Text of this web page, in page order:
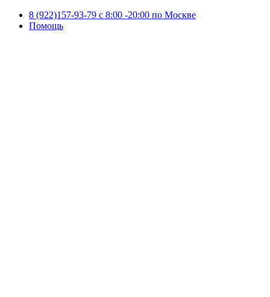
8 (922)157-93-79 c 8:00 -20:00 по Москве
Помощь